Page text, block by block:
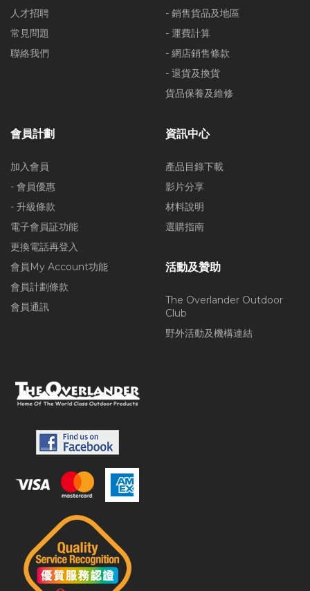
人才招聘
常見問題
聯絡我們
- 銷售貨品及地區
- 運費計算
- 網店銷售條款
- 退貨及換貨
貨品保養及維修
會員計劃
加入會員
- 會員優惠
- 升級條款
電子會員証功能
更換電話再登入
會員My Account功能
會員計劃條款
會員通訊
資訊中心
產品目錄下載
影片分享
材料說明
選購指南
活動及贊助
The Overlander Outdoor
Club
野外活動及機構連結